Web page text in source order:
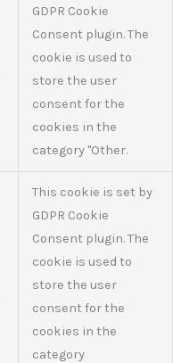
GDPR Cookie
Consent plugin. The
cookie is used to
store the user
consent for the
cookies in the
category "Other.
This cookie is set by
GDPR Cookie
Consent plugin. The
cookie is used to
store the user
consent for the
cookies in the
category